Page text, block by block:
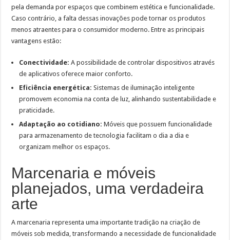
pela demanda por espaços que combinem estética e funcionalidade.
Caso contrário, a falta dessas inovações pode tornar os produtos
menos atraentes para o consumidor moderno. Entre as principais
vantagens estão:
Conectividade: A possibilidade de controlar dispositivos através
de aplicativos oferece maior conforto.
Eficiência energética: Sistemas de iluminação inteligente
promovem economia na conta de luz, alinhando sustentabilidade e
praticidade.
Adaptação ao cotidiano: Móveis que possuem funcionalidade
para armazenamento de tecnologia facilitam o dia a dia e
organizam melhor os espaços.
Marcenaria e móveis
planejados, uma verdadeira
arte
A marcenaria representa uma importante tradição na criação de
móveis sob medida, transformando a necessidade de funcionalidade